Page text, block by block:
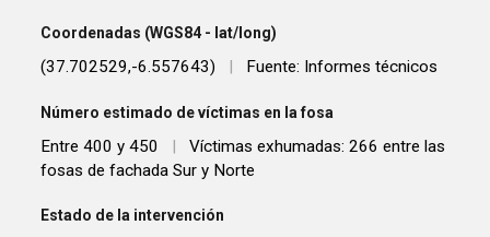
Coordenadas (WGS84 - lat/long)
(37.702529,-6.557643) Fuente: Informes técnicos
Número estimado de víctimas en la fosa
Entre 400 y 450 |
Víctimas exhumadas: 266 entre las
fosas de fachada Sur y Norte
Estado de la intervención